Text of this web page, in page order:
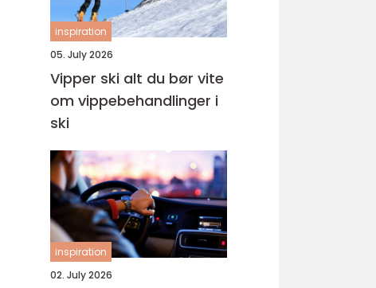
inspiration
05. July 2026
Vipper ski alt du bør vite
om vippebehandlinger i
ski
inspiration
02. July 2026